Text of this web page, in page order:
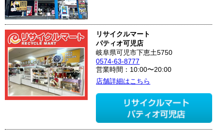
リサイクルマート
パティオ可児店
岐阜県可児市下恵土5750
0574-63-8777
営業時間：10:00〜20:00
店舗詳細はこちら